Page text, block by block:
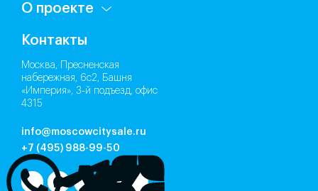
О проекте
Контакты
Москва, Пресненская
набережная, 6с2, Башня
«Империя», 3‑й подъезд, офис
4315
info@moscowcitysale.ru
+7 (495) 988-99-50